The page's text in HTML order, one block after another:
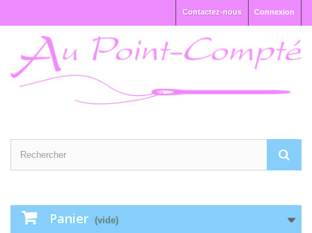
Connexion
Contactez-nous
Panier (vide)